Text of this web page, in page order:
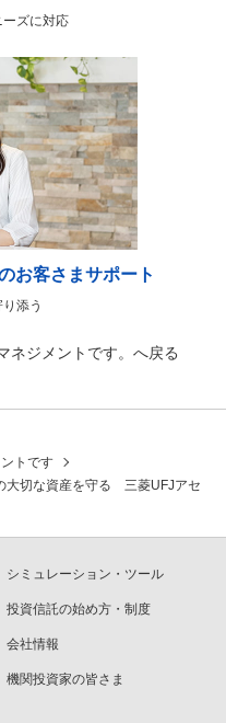
ズに対応
お客さまサポート
添う
ネジメントです。へ戻る
トです
大切な資産を守る 三菱UFJアセ
シミュレーション・ツール
投資信託の始め方・制度
会社情報
機関投資家の皆さま